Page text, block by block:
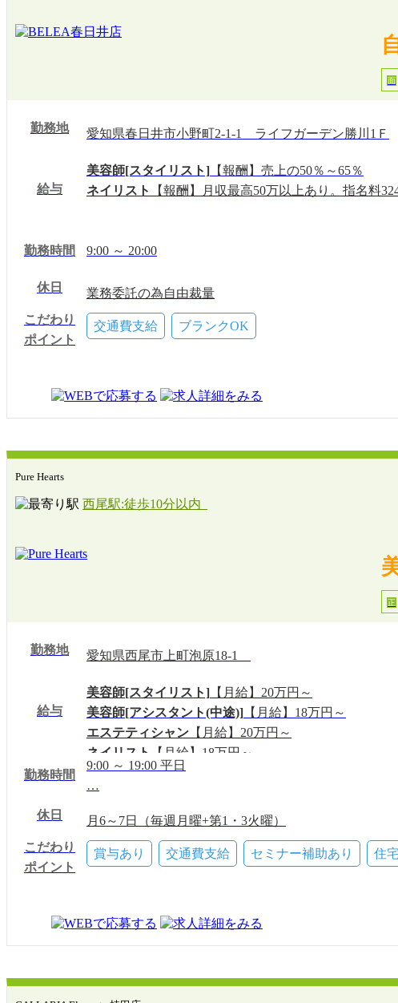
面
勤務地 愛知県春日井市小野町2-1-1 ライフガーデン勝川1Ｆ
給与
美容師[スタイリスト] 【報酬】売上の50％～65％
ネイリスト
【報酬】月収最高50万以上あり。指名料
勤務時間 9:00 ～ 20:00
休日
業務委託の為自由裁量
こだわり
ポイント
交通費支給 ブランクOK
Pure Hearts
西尾駅:徒歩10分以内
正
勤務地 愛知県西尾市上町泡原18-1
給与
美容師[スタイリスト] 【月給】20万円～
美容師[アシスタント(中途)] 【月給】18万円～
エステティシャン 【月給】20万円～
ネイリスト
【月給】18万円～
アイデザイナー【月給】18万円～
フロント・受付
勤務時間
9:00 ～ 19:00 平日
…
休日
月6～7日（毎週月曜+第1・3火曜）
夏季・冬季休暇
こだわり
ポイント
賞与あり 交通費支給 セミナー補助あり 住